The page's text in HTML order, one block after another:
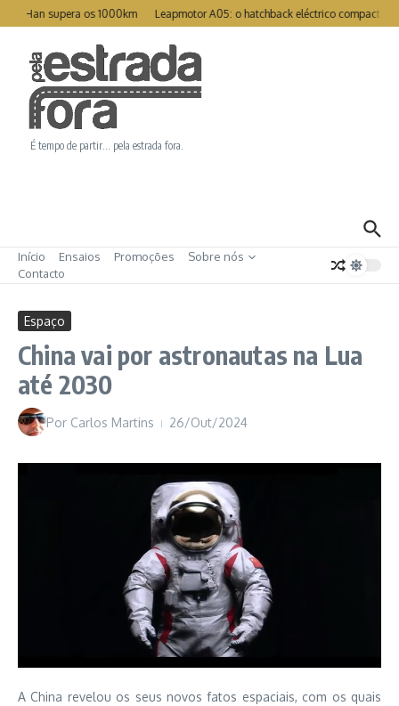
Ir para o conteúdo
Han supera os 1000km Leapmotor A05: o hatchback eléctrico compacto
É tempo de partir… pela estrada fora.
Início Ensaios Promoções
Sobre nós
Contacto
Espaço
China vai por astronautas na Lua
até 2030
Por Carlos Martins 26/Out/2024
A China revelou os seus novos fatos espaciais, com os quais